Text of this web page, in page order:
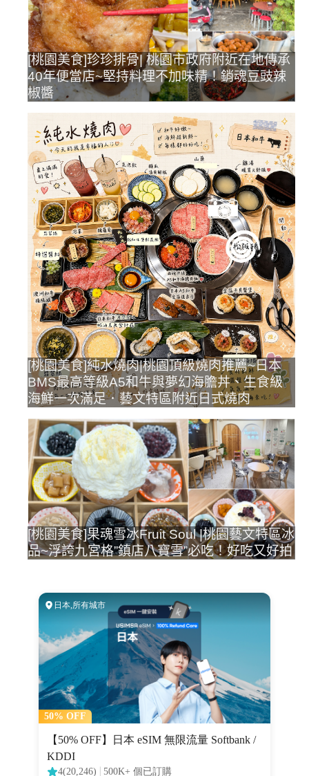
[桃園美食]珍珍排骨| 桃園市政府附近在地傳承
40年便當店~堅持料理不加味精！銷魂豆豉辣
椒醬
[桃園美食]純水燒肉|桃園頂級燒肉推薦~日本
BMS最高等級A5和牛與夢幻海膽丼、生食級
海鮮一次滿足．藝文特區附近日式燒肉
[桃園美食]果魂雪冰Fruit Soul |桃園藝文特區冰
品~浮誇九宮格”鎮店八寶雪”必吃！好吃又好拍